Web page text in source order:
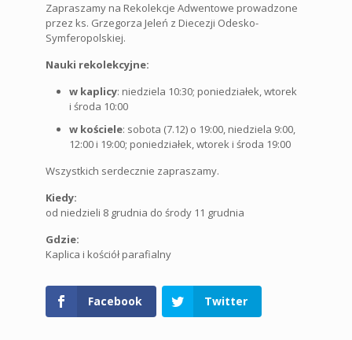
Zapraszamy na Rekolekcje Adwentowe prowadzone
przez ks. Grzegorza Jeleń z Diecezji Odesko-
Symferopolskiej.
Nauki rekolekcyjne:
w kaplicy: niedziela 10:30; poniedziałek, wtorek
i środa 10:00
w kościele: sobota (7.12) o 19:00, niedziela 9:00,
12:00 i 19:00; poniedziałek, wtorek i środa 19:00
Wszystkich serdecznie zapraszamy.
Kiedy:
od niedzieli 8 grudnia do środy 11 grudnia
Gdzie:
Kaplica i kościół parafialny
Facebook Twitter